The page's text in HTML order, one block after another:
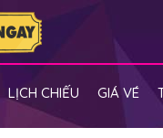
LỊCH CHIẾU GIÁ VÉ